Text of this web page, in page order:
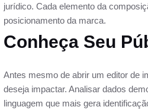
jurídico. Cada elemento da
posicionamento da marca.
Conheça Seu
Antes mesmo de abrir um editor de
deseja impactar. Analisar dados
linguagem que mais gera